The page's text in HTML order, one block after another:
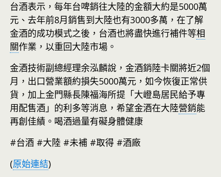
台酒表示，每年台啤銷往大陸的金額大約是5000萬
元、去年前8月銷售到大陸也有3000多萬，在了解
金酒的成功模式之後，台酒也將盡快進行補件等相
關作業，以重回大陸市場。
金酒技術副總經理余泓麟說，金酒銷陸卡關將近2個
月，出口營業額約損失5000萬元，如今恢復正常供
貨，加上金門縣長陳福海所提「大嶝島居民給予專
用配售酒」的利多等消息，希望金酒在大陸營銷能
再創佳績。喝酒過量有礙身體健康
#台酒 #大陸 #未補 #取得 #酒廠
(原始連結)